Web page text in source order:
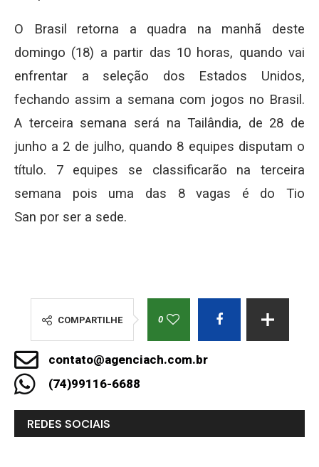
O Brasil retorna a quadra na manhã deste
domingo (18) a partir das 10 horas, quando vai
enfrentar a seleção dos Estados Unidos,
fechando assim a semana com jogos no Brasil.
A terceira semana será na Tailândia, de 28 de
junho a 2 de julho, quando 8 equipes disputam o
título. 7 equipes se classificarão na terceira
semana pois uma das 8 vagas é do Tio
San por ser a sede.
COMPARTILHE 0
contato@agenciach.com.br
(74)99116-6688
REDES SOCIAIS